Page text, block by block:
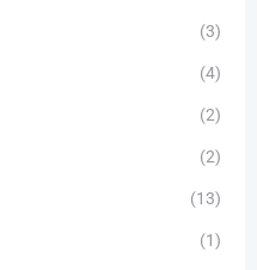
(3)
(4)
(2)
(2)
(13)
(1)